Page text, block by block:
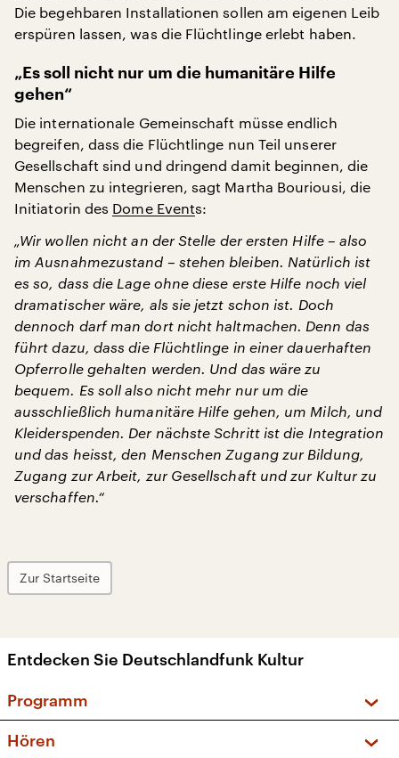
Die begehbaren Installationen sollen am eigenen Leib
erspüren lassen, was die Flüchtlinge erlebt haben.
„Es soll nicht nur um die humanitäre Hilfe
gehen“
Die internationale Gemeinschaft müsse endlich
begreifen, dass die Flüchtlinge nun Teil unserer
Gesellschaft sind und dringend damit beginnen, die
Menschen zu integrieren, sagt Martha Bouriousi, die
Initiatorin des Dome Events:
„Wir wollen nicht an der Stelle der ersten Hilfe – also
im Ausnahmezustand – stehen bleiben. Natürlich ist
es so, dass die Lage ohne diese erste Hilfe noch viel
dramatischer wäre, als sie jetzt schon ist. Doch
dennoch darf man dort nicht haltmachen. Denn das
führt dazu, dass die Flüchtlinge in einer dauerhaften
Opferrolle gehalten werden. Und das wäre zu
bequem. Es soll also nicht mehr nur um die
ausschließlich humanitäre Hilfe gehen, um Milch, und
Kleiderspenden. Der nächste Schritt ist die Integration
und das heisst, den Menschen Zugang zur Bildung,
Zugang zur Arbeit, zur Gesellschaft und zur Kultur zu
verschaffen.“
Zur Startseite
Entdecken Sie Deutschlandfunk Kultur
Programm
Hören